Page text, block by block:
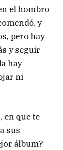
el hombro
y
pero hay
y seguir
hay
ni
en que te
sus
álbum?